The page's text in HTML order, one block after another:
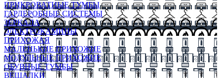
ПРИКРОВАТНЫЕ ТУМБЫ
ГАРДЕРОБНЫЕ СИСТЕМЫ
ЗЕРКАЛА
ЭЛЕКТРОКАМИНЫ
ПРИХОЖАЯ
МАЛЕНЬКИЕ ПРИХОЖИЕ
МОДУЛЬНЫЕ ПРИХОЖИЕ
ОБУВНЫЕ ТУМБЫ
ВЕШАЛКИ